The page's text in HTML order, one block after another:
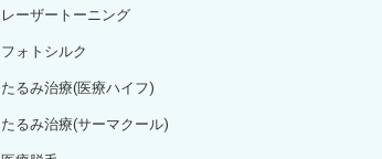
レーザートーニング
フォトシルク
たるみ治療(医療ハイフ)
たるみ治療(サーマクール)